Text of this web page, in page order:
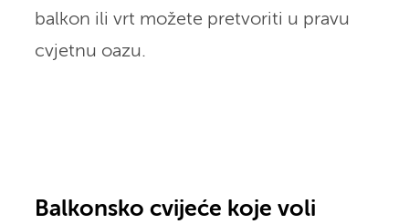
balkon ili vrt možete pretvoriti u pravu
cvjetnu oazu.
Balkonsko cvijeće koje voli